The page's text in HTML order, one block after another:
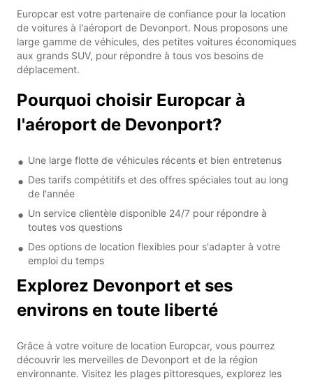
Europcar est votre partenaire de confiance pour la location
de voitures à l'aéroport de Devonport. Nous proposons une
large gamme de véhicules, des petites voitures économiques
aux grands SUV, pour répondre à tous vos besoins de
déplacement.
Pourquoi choisir Europcar à
l'aéroport de Devonport?
Une large flotte de véhicules récents et bien entretenus
Des tarifs compétitifs et des offres spéciales tout au long
de l'année
Un service clientèle disponible 24/7 pour répondre à
toutes vos questions
Des options de location flexibles pour s'adapter à votre
emploi du temps
Explorez Devonport et ses
environs en toute liberté
Grâce à votre voiture de location Europcar, vous pourrez
découvrir les merveilles de Devonport et de la région
environnante. Visitez les plages pittoresques, explorez les